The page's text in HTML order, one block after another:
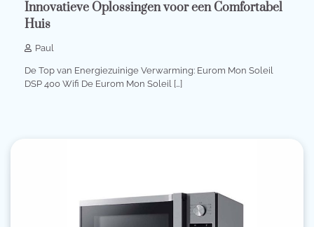
Innovatieve Oplossingen voor een Comfortabel
Huis
Paul
De Top van Energiezuinige Verwarming: Eurom Mon Soleil
DSP 400 Wifi De Eurom Mon Soleil […]